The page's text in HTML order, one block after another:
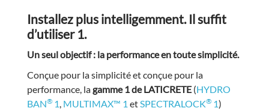
Installez plus intelligemment. Il suffit
d’utiliser 1.
Un seul objectif : la performance en toute simplicité.
Conçue pour la simplicité et conçue pour la
performance, lagamme 1 de LATICRETE(HYDRO
BAN® 1 MULTIMAX™ 1 et SPECTRALOCK® 1)